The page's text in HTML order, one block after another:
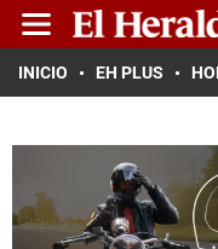
INICIO EH PLUS